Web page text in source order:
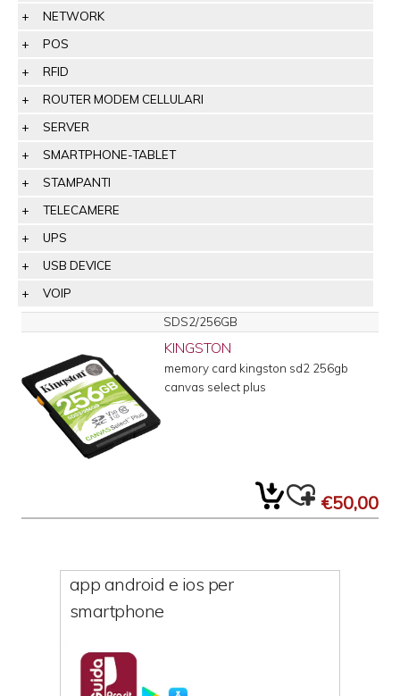
NETWORK
POS
RFID
ROUTER MODEM CELLULARI
SERVER
SMARTPHONE-TABLET
STAMPANTI
TELECAMERE
UPS
USB DEVICE
VOIP
SDS2/256GB
KINGSTON
memory card kingston sd2 256gb
canvas select plus
€50,00
app android e ios per
smartphone